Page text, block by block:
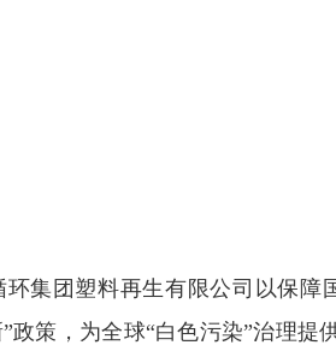
团塑料再生有限公司以保障
政策，为全球“白色污染”治理